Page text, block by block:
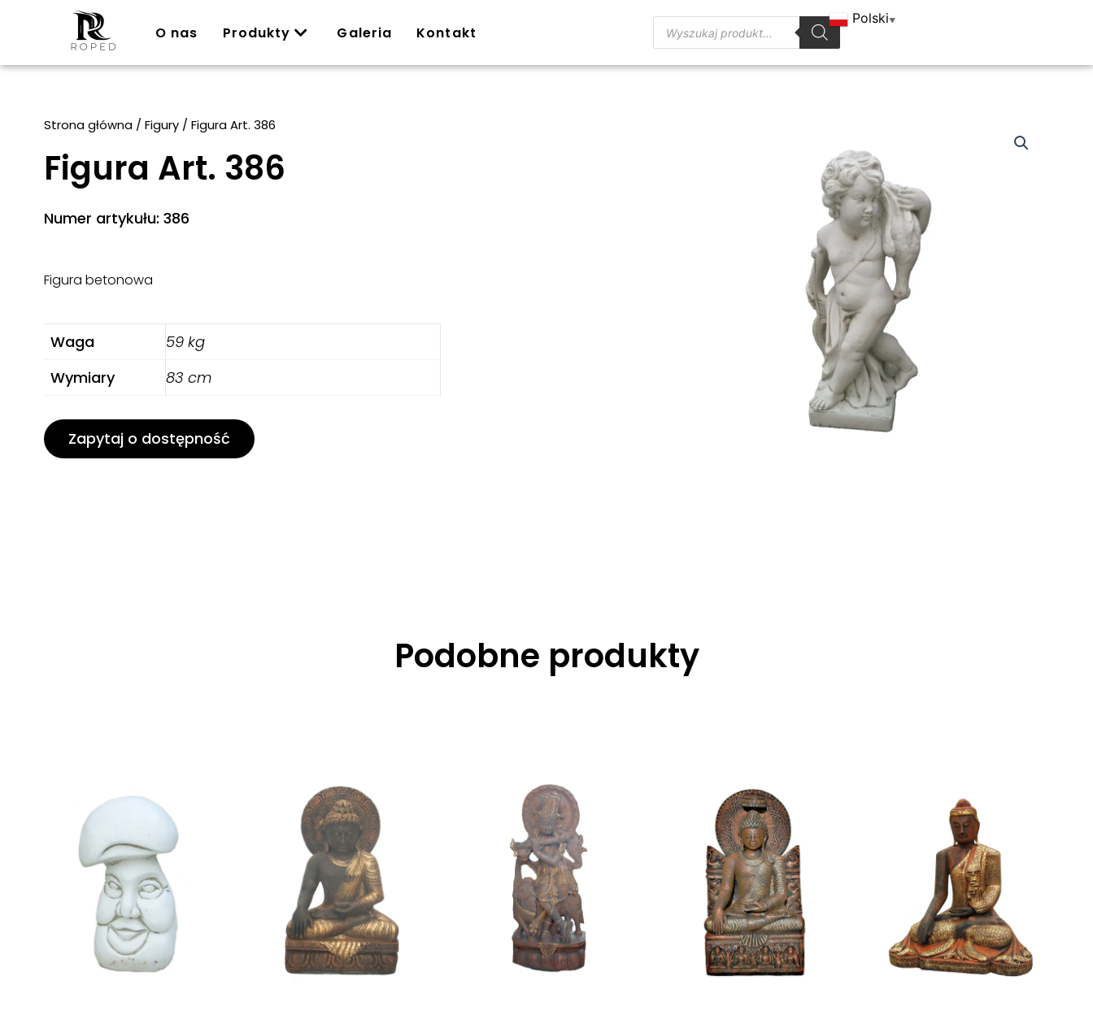
O nas Produkty Galeria Kontakt
Polski▼
Strona główna/ Figury/ Figura Art. 386
Figura Art. 386
Numer artykułu: 386
Figura betonowa
Waga
59 kg
Wymiary
83 cm
Zapytaj o dostępność
Podobne produkty